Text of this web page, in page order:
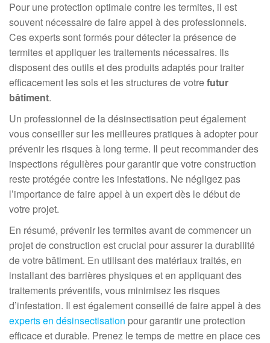
Pour une protection optimale contre les termites, il est
souvent nécessaire de faire appel à des professionnels.
Ces experts sont formés pour détecter la présence de
termites et appliquer les traitements nécessaires. Ils
disposent des outils et des produits adaptés pour traiter
efficacement les sols et les structures de votrefutur
bâtiment.
Un professionnel de la désinsectisation peut également
vous conseiller sur les meilleures pratiques à adopter pour
prévenir les risques à long terme. Il peut recommander des
inspections régulières pour garantir que votre construction
reste protégée contre les infestations. Ne négligez pas
l’importance de faire appel à un expert dès le début de
votre projet.
En résumé, prévenir les termites avant de commencer un
projet de construction est crucial pour assurer la durabilité
de votre bâtiment. En utilisant des matériaux traités, en
installant des barrières physiques et en appliquant des
traitements préventifs, vous minimisez les risques
d’infestation. Il est également conseillé de faire appel à des
experts en désinsectisation pour garantir une protection
efficace et durable. Prenez le temps de mettre en place ces